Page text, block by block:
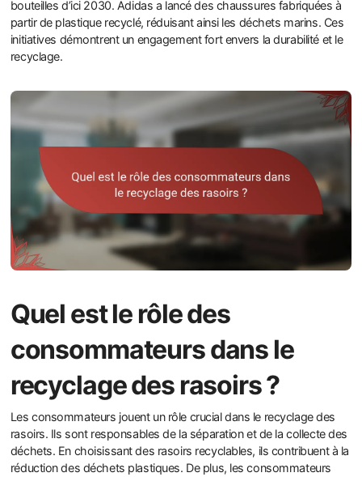
bouteilles d’ici 2030. Adidas a lancé des chaussures fabriquées à
partir de plastique recyclé, réduisant ainsi les déchets marins. Ces
initiatives démontrent un engagement fort envers la durabilité et le
recyclage.
Quel est le rôle des
consommateurs dans le
recyclage des rasoirs ?
Les consommateurs jouent un rôle crucial dans le recyclage des
rasoirs. Ils sont responsables de la séparation et de la collecte des
déchets. En choisissant des rasoirs recyclables, ils contribuent à la
réduction des déchets plastiques. De plus, les consommateurs